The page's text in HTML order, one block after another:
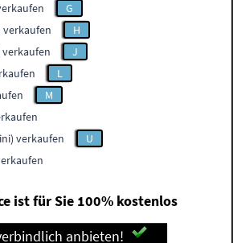
G
verkaufen
H
J
L
M
verkaufen
U
ist für Sie 100% kostenlos
anbieten!